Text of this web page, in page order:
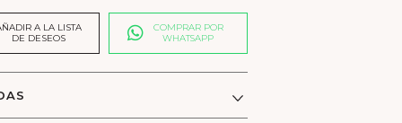
A LA LISTA
DE DESEOS
COMPRAR POR
WHATSAPP